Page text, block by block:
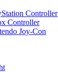
Controller
Controller
Joy-Con